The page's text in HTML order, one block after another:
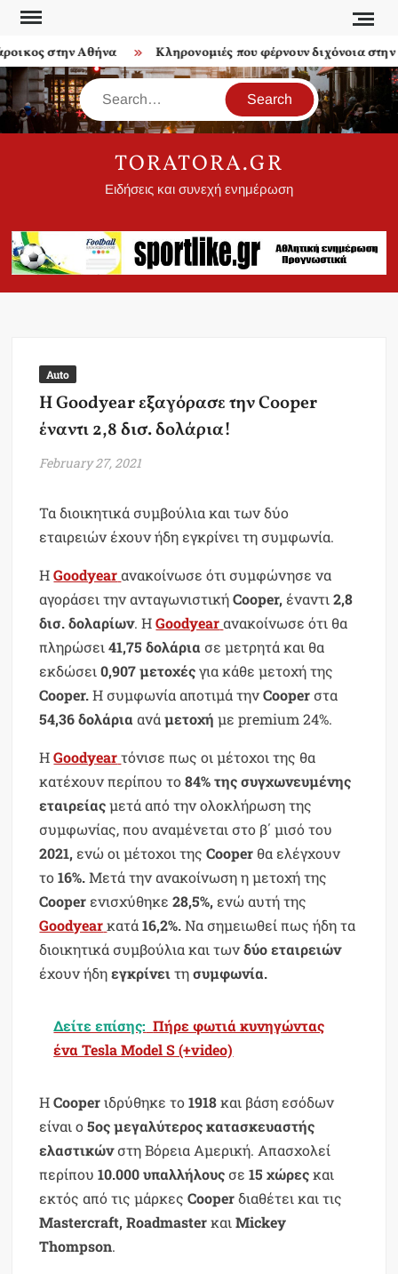
Skip
contentστην Αθήνα Κληρονομιές που φέρνουν διχόνοια στην
Search
TORATORA.GR
Ειδήσεις και συνεχή ενημέρωση
Auto
Η Goodyear εξαγόρασε την Cooper
έναντι 2,8 δισ. δολάρια!
February 27, 2021
Τα διοικητικά συμβούλια και των δύο
εταιρειών έχουν ήδη εγκρίνει τη συμφωνία.
ΗGoodyear ανακοίνωσε ότι συμφώνησε να
αγοράσει την ανταγωνιστικήCooper, έναντι2,8
δισ. δολαρίων. ΗGoodyear ανακοίνωσε ότι θα
πληρώσει41,75 δολάρια σε μετρητά και θα
εκδώσει0,907 μετοχέςγια κάθε μετοχή της
Cooper.H συμφωνία αποτιμά τηνCooperστα
54,36 δολάρια ανάμετοχή με premium 24%.
ΗGoodyear τόνισε πως οι μέτοχοι της θα
κατέχουν περίπου το84% της συγχωνευμένης
εταιρείαςμετά από την ολοκλήρωση της
συμφωνίας, που αναμένεται στο β΄ μισό του
2021, ενώ οι μέτοχοι τηςCooper θα ελέγχουν
το16%.Μετά την ανακοίνωση η μετοχή της
Cooperενισχύθηκε28,5%, ενώ αυτή της
Goodyear κατά16,2%.Να σημειωθεί πως ήδη τα
διοικητικά συμβούλια και τωνδύο εταιρειών
έχουν ήδηεγκρίνειτησυμφωνία.
Δείτε επίσης: Πήρε φωτιά κυνηγώντας
ένα Tesla Model S (+video)
ΗCooperιδρύθηκε το1918και βάση εσόδων
είναι ο5ος μεγαλύτερος κατασκευαστής
ελαστικώνστη Βόρεια Αμερική. Απασχολεί
περίπου10.000 υπαλλήλουςσε15 χώρεςκαι
εκτός από τις μάρκεςCooperδιαθέτει και τις
Mastercraft, RoadmasterκαιMickey
Thompson.